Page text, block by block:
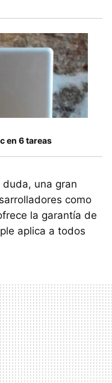
en 6 tareas
duda, una gran
como
la garantía de
aplica a todos